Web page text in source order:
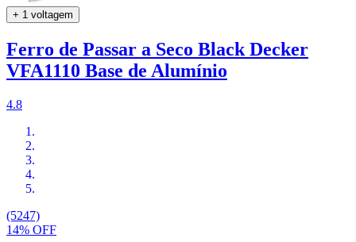
+ 1 voltagem
Ferro de Passar a Seco Black Decker
VFA1110 Base de Alumínio
4.8
(5247)
14% OFF